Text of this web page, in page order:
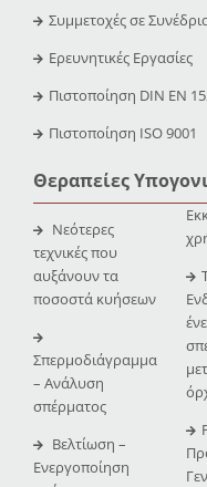
Συμμετοχές σε
Ερευνητικές Εργασίες
Πιστοποίηση DIN EN
Πιστοποίηση ISO 9001
Θεραπείες
Νεότερες
τεχνικές που
αυξάνουν τα
ποσοστά κυήσεων
Σπερμοδιάγραμμα
– Ανάλυση
σπέρματος
Βελτίωση –
Ενεργοποίηση